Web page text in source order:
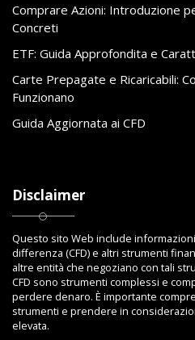
Comprare Azioni: Introduzione
Concreti
ETF: Guida Approfondita e
Carte Prepagate e Ricaricabili:
Funzionano
Guida Aggiornata ai CFD
Disclaimer
Questo sito Web include
differenza (CFD) e altri strumenti
altre entità che negoziano con tali
CFD sono strumenti complessi e
perdere denaro. È importante
strumenti e prendere in
elevata.